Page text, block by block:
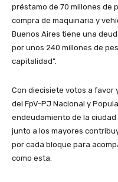
préstamo de 70 millones de
compra de maquinaria y
Buenos Aires tiene una
por unos 240 millones de
capitalidad”.
Con diecisiete votos a favor
del FpV-PJ Nacional y
endeudamiento de la
junto a los mayores
por cada bloque para
como esta.